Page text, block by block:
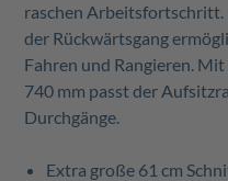
raschen Arbeitsfortschritt.
der Rückwärtsgang
Fahren und Rangieren.
740 mm passt der
Durchgänge.
Extra große 61 cm